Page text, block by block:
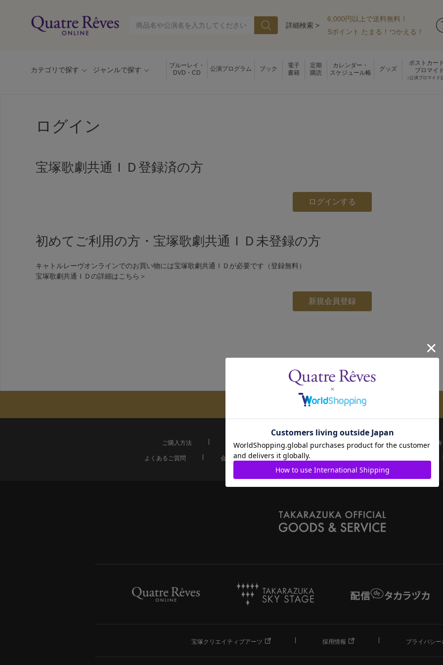
詳細検索 >
6,000円以上で送料無料！
Sポイント たまる！つかえる！
カテゴリで探す ジャンルで探す
ブルーレイ・
DVD・CD
公演プログラム ブック
電子
書籍
定期
購読
カレンダー・
スケジュール帳
グッズ
ポストカー
ブロマイド
（公演ブロマイド
ログイン
宝塚歌劇共通ＩＤ登録済の方
初めてご利用の方・宝塚歌劇共通ＩＤ未登録の方
キャトルレーヴオンラインでのお買い物には宝塚歌劇共通ＩＤが必要です（登録無料）
宝塚歌劇共通ＩＤの詳細は こちら＞
メールマガジンのご案内
ご購入方法 配送について お支払い方法 決済について
よくあるご質問
会員ページ 宝塚歌劇共通ID新規会員登録
宝塚クリエイティブアーツ 採用情報 プライバシ